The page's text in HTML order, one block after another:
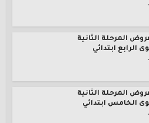
المرحلة الثانية
الرابع ابتدائي
المرحلة الثانية
الخامس ابتدائي